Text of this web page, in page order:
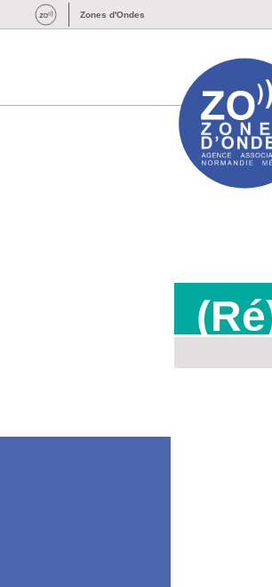
Zones d'Ondes